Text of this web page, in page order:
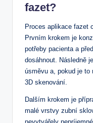
fazet?
Proces aplikace fazet
Prvním krokem je
potřeby pacienta a
dosáhnout. Následně
úsměvu a, pokud je to
3D skenování.
Dalším krokem je
malé vrstvy zubní